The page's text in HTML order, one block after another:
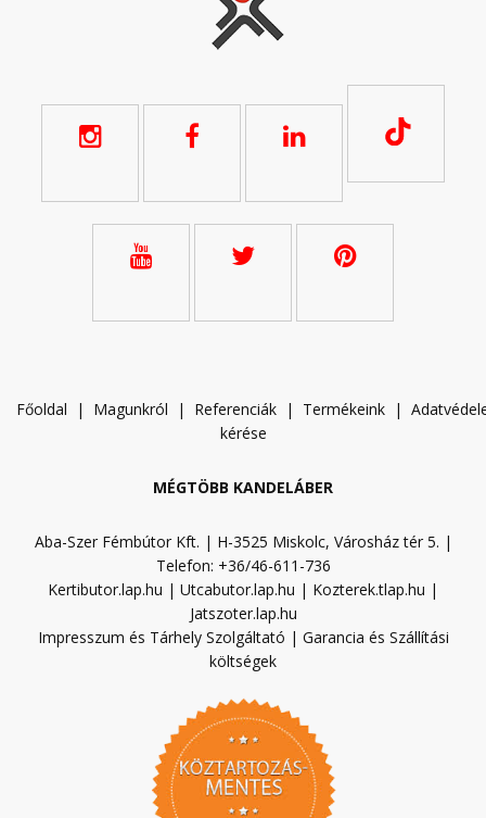
Főoldal | Magunkról | Referenciák | Termékeink | A
kérése
MÉGTÖBB KANDELÁBER
Aba-Szer Fémbútor Kft. | H-3525 Miskolc, Városház tér 5. |
Telefon: +36/46-611-736
Kertibutor.lap.hu | Utcabutor.lap.hu | Kozterek.tlap.hu |
Jatszoter.lap.hu
Impresszum és Tárhely Szolgáltató | Garancia és Szállítási
költségek